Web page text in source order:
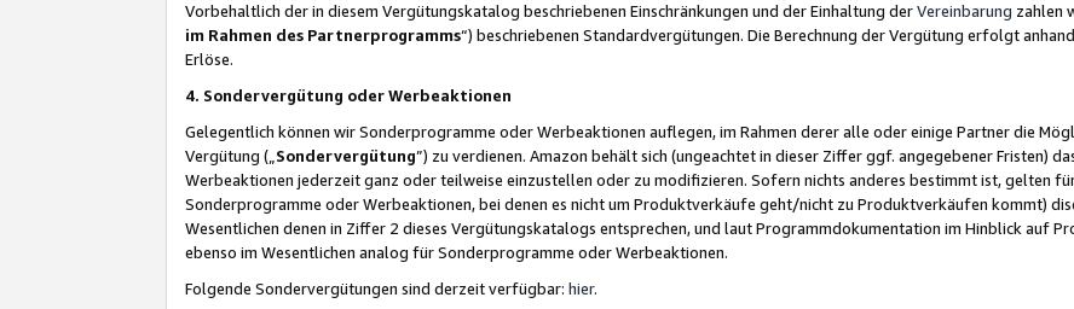
Vorbehaltlich der in diesem Vergütungskatalog beschriebenen Einschränkungen und der Einhaltung derVereinbarung zahlen
im Rahmen des Partnerprogramms“) beschriebenen Standardvergütungen. Die Berechnung der Vergütung erfolgt
Erlöse.
4. Sondervergütung oder Werbeaktionen
Gelegentlich können wir Sonderprogramme oder Werbeaktionen auflegen, im Rahmen derer alle oder einige Partner die
Vergütung („ Sondervergütung”) zu verdienen. Amazon behält sich (ungeachtet in dieser Ziffer ggf. angegebener Fristen)
Werbeaktionen jederzeit ganz oder teilweise einzustellen oder zu modifizieren. Sofern nichts anderes bestimmt ist, gelten
Sonderprogramme oder Werbeaktionen, bei denen es nicht um Produktverkäufe geht/nicht zu Produktverkäufen kommt)
Wesentlichen denen in Ziffer 2 dieses Vergütungskatalogs entsprechen, und laut Programmdokumentation im Hinblick auf
ebenso im Wesentlichen analog für Sonderprogramme oder Werbeaktionen.
Folgende Sondervergütungen sind derzeit verfügbar: hier.